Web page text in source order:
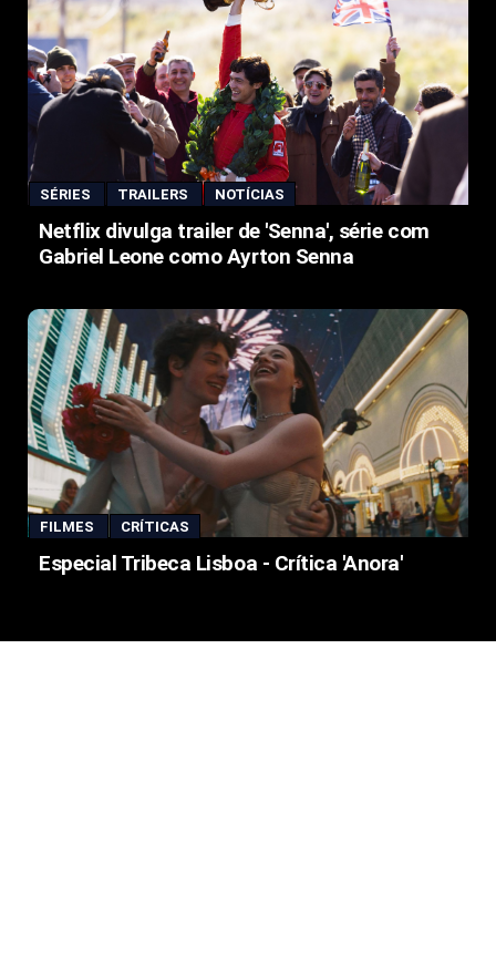
SÉRIES TRAILERS NOTÍCIAS
Netflix divulga trailer de 'Senna', série com
Gabriel Leone como Ayrton Senna
FILMES CRÍTICAS
Especial Tribeca Lisboa - Crítica 'Anora'